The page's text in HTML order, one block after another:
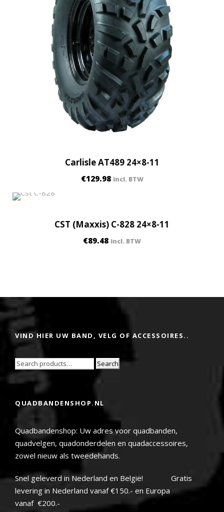
Carlisle AT489 24×8-11
€129.98 incl. BTW
CST (Maxxis) C-828 24×8-11
€89.48 incl. BTW
VIND HIER UW BAND, VELG OF ACCESSOIRES..
Search
QUADBANDENSHOP.NL
Quadbandenshop: Uw adres voor quadbanden,
quadvelgen, quadonderdelen en quadaccessoires,
zowel nieuw als tweedehands.
Snel geleverd in Nederland en België! Gratis
levering in Nederland vanaf €150.- en Europa
vanaf €200.-